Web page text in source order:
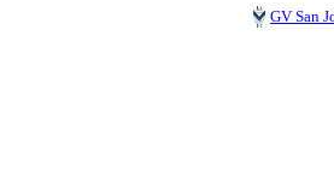
GV San